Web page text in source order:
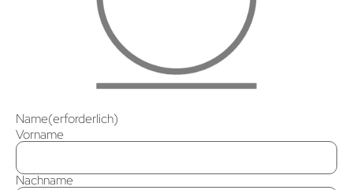
Name(erforderlich)
Vorname
Nachname